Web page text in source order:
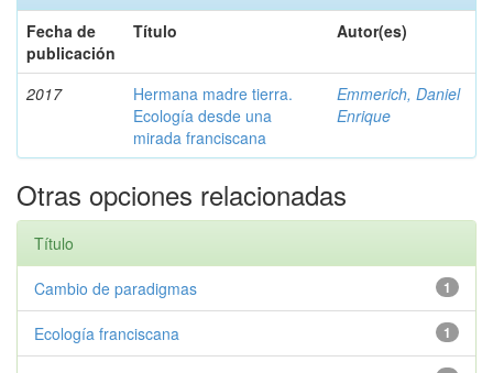
Fecha de
publicación
Título Autor(es)
2017
Hermana madre tierra.
Ecología desde una
mirada franciscana
Emmerich, Daniel
Enrique
Otras opciones relacionadas
Título
1
Cambio de paradigmas
1
Ecología franciscana